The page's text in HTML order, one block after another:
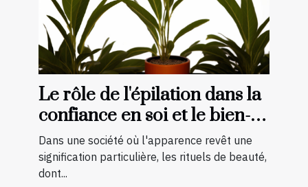
Le rôle de l'épilation dans la
confiance en soi et le bien-
être général
Dans une société où l'apparence revêt une
signification particulière, les rituels de beauté,
dont...